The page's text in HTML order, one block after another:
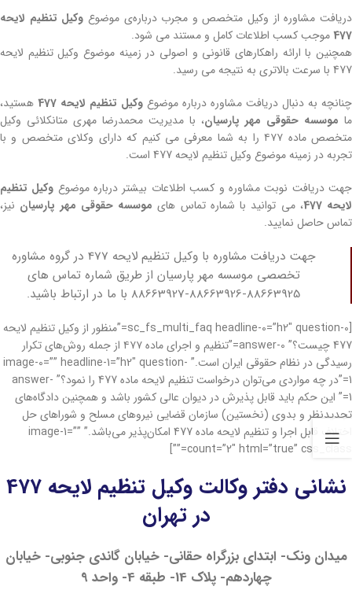
دریافت مشاوره از وکیل متخصص و مجرب دربار‌ه‌ی موضوع وکیل تنظیم لایحه
477موجب کسب اطلاعات کامل و مستند می‌ شود.
همچنین با ارائه راهکارهای قانونی و اصولی در زمینه موضوع وکیل تنظیم لایحه
477 با سرعت بالاتری به نتیجه می‌ رسید.
چنانچه به دنبال دریافت مشاوره درباره موضوع وکیل تنظیم لایحه 477
هستید،
ما موسسه حقوقی مهر پارسیان، با مدیریت محمدرضا مهری متانکلائی وکیل
متخصص ماده ۴۷۷ را به شما معرفی می‌ کنیم که دارای وکلای متخصص و با
تجربه در زمینه موضوع وکیل تنظیم لایحه 477 است.
جهت دریافت نوبت مشاوره و کسب اطلاعات بیشتر درباره موضوع وکیل تنظیم
لایحه 477
، می‌ توانید با شماره تماس‌ های موسسه حقوقی مهر پارسیان نیز،
تماس حاصل نمایید.
جهت دریافت مشاوره با وکیل تنظیم لایحه 477 در گروه مشاوره
تخصصی موسسه مهر پارسیان از طریق شماره تماس های
88663925-88663926-88663927 با ما در ارتباط باشید.
[sc_fs_multi_faq headline-0=”h2″ question-0=”منظور از وکیل تنظیم لایحه
477 چیست؟” answer-0=”تنظیم و اجرای ماده ۴۷۷ از جمله روش‌های تکرار
رسیدگی در نظام حقوقی ایران است.” image-0=”” headline-1=”h2″ question-
1=”در چه مواردی می‌توان درخواست تنظیم لایحه ماده 477 را نمود؟” answer-
1=” این حکم باید قابل پذیرش در دیوان عالی کشور باشد و همچنین دادگاه‌های
تجدیدنظر و بدوی (نخستین) سازمان قضایی نیروهای مسلح و شوراهای حل
اختلاف قابل اجرا و تنظیم لایحه ماده 477 امکان‌پذیر می‌باشد.” image-1=””
count=”2″ html=”true” css_class=””]
نشانی دفتر وکالت وکیل تنظیم لایحه 477
در تهران
میدان ونک- ابتدای بزرگراه حقانی- خیابان گاندی جنوبی- خیابان
چهاردهم- پلاک 14- طبقه 4- واحد 9